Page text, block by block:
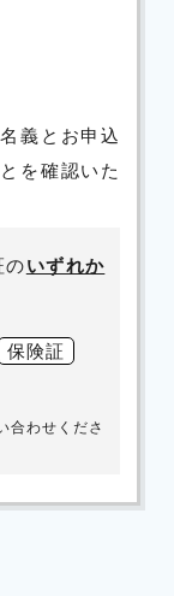
義とお申込
を確認いた
いずれか
保険証
合わせくださ